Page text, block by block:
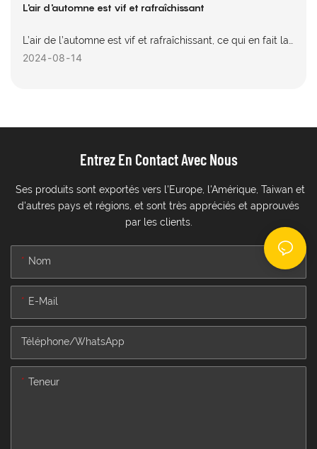
L'air d'automne est vif et rafraîchissant
L’air de l’automne est vif et rafraîchissant, ce qui en fait la
saison idéale pour faire du vélo ! L'équipe cycliste de la Ko
2024 08 14
Entrez En Contact Avec Nous
Ses produits sont exportés vers l'Europe, l'Amérique, Taiwan et
d'autres pays et régions, et sont très appréciés et approuvés
par les clients.
Nom
E-Mail
Téléphone/WhatsApp
Teneur